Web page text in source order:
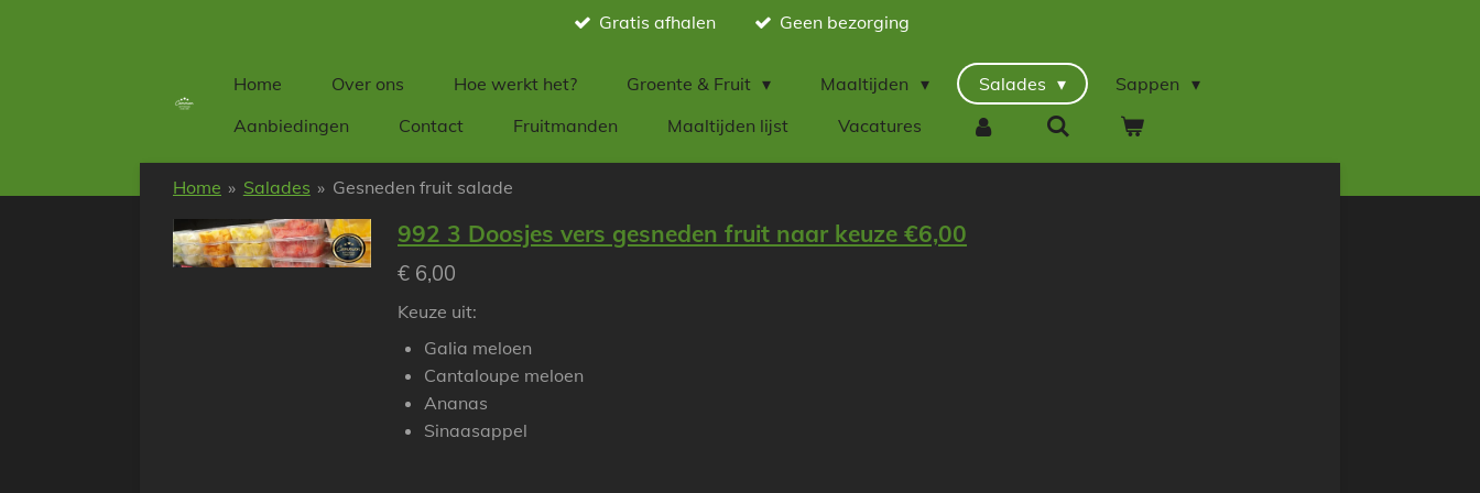
Gratis afhalen Geen bezorging
Home Over ons Hoe werkt het? Groente & Fruit Maaltijden Salades
Sappen
Aanbiedingen
Contact Fruitmanden Maaltijden lijst Vacatures
Home » Salades » Gesneden fruit salade
992 3 Doosjes vers gesneden fruit naar keuze €6,00
€ 6,00
Keuze uit:
Galia meloen
Cantaloupe meloen
Ananas
Sinaasappel